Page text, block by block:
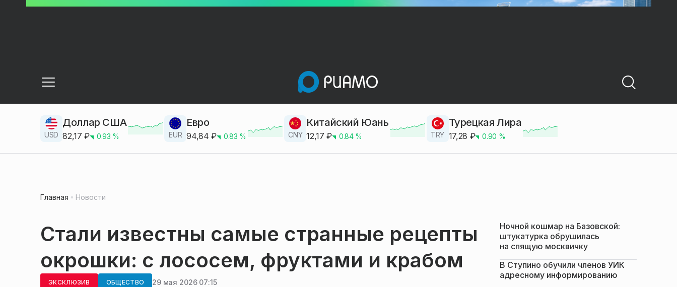
USD
Доллар США
82,17 ₽ 0.93 % EUR
Евро
94,84 ₽ 0.83 % CNY
Китайский Юань
12,17 ₽ 0.84% TRY
Турецкая Лира
17,28 ₽ 0.90 %
Главная Новости
Стали известны самые странные рецепты
окрошки: с лососем, фруктами и крабом
ЭКСКЛЮЗИВ ОБЩЕСТВО 29 мая 2026 07:15
Ночной кошмар на Базовской:
штукатурка обрушилась
на спящую москвичку
В Ступино обучили членов УИК
адресному информированию